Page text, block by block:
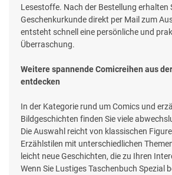
Lesestoffe. Nach der Bestellung erhalten
Geschenkurkunde direkt per Mail zum
entsteht schnell eine persönliche und
Überraschung.
Weitere spannende Comicreihen aus
entdecken
In der Kategorie rund um Comics und
Bildgeschichten finden Sie viele
Die Auswahl reicht von klassischen
Erzählstilen mit unterschiedlichen
leicht neue Geschichten, die zu Ihren
Wenn Sie Lustiges Taschenbuch Spezial